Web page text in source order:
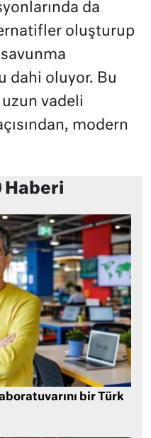
da
oluşturup
dahi oluyor. Bu
uzun vadeli
modern
Haberi
bir Türk